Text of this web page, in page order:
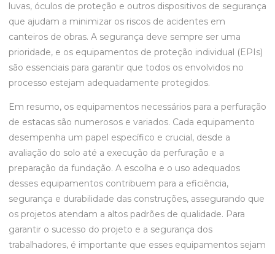
luvas, óculos de proteção e outros dispositivos de segurança
que ajudam a minimizar os riscos de acidentes em
canteiros de obras. A segurança deve sempre ser uma
prioridade, e os equipamentos de proteção individual (EPIs)
são essenciais para garantir que todos os envolvidos no
processo estejam adequadamente protegidos.
Em resumo, os equipamentos necessários para a perfuração
de estacas são numerosos e variados. Cada equipamento
desempenha um papel específico e crucial, desde a
avaliação do solo até a execução da perfuração e a
preparação da fundação. A escolha e o uso adequados
desses equipamentos contribuem para a eficiência,
segurança e durabilidade das construções, assegurando que
os projetos atendam a altos padrões de qualidade. Para
garantir o sucesso do projeto e a segurança dos
trabalhadores, é importante que esses equipamentos sejam